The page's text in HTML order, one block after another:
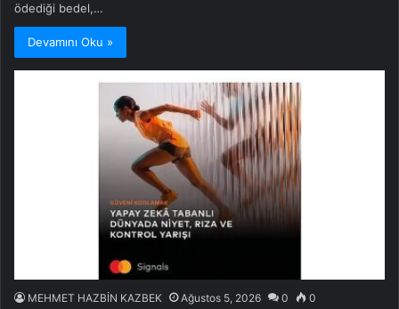
ödediği bedel,…
Devamını Oku »
MEHMET HAZBİN KAZBEK Ağustos 5, 2026 0 0